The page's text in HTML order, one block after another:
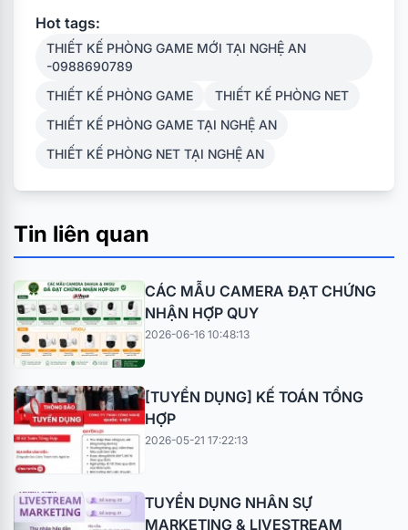
Tin liên quan
CÁC MẪU CAMERA ĐẠT CHỨNG
NHẬN HỢP QUY
2026-06-16 10:48:13
[TUYỂN DỤNG] KẾ TOÁN TỔNG
HỢP
2026-05-21 17:22:13
TUYỂN DỤNG NHÂN SỰ
MARKETING & LIVESTREAM
Hot tags:
THIẾT KẾ PHÒNG GAME MỚI TẠI NGHỆ AN
-0988690789
THIẾT KẾ PHÒNG GAME
THIẾT KẾ PHÒNG NET
THIẾT KẾ PHÒNG GAME TẠI NGHỆ AN
THIẾT KẾ PHÒNG NET TẠI NGHỆ AN